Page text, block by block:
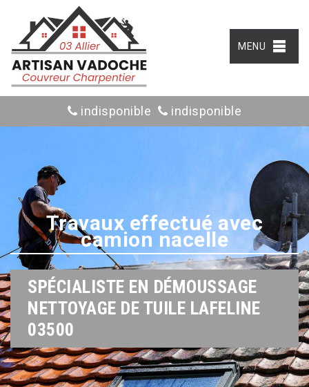
MENU
indisponible indisponible
Travaux effectué avec
camion nacelle
SPÉCIALISTE EN DÉMOUSSAGE
NETTOYAGE DE TUILE LAFELINE
03500